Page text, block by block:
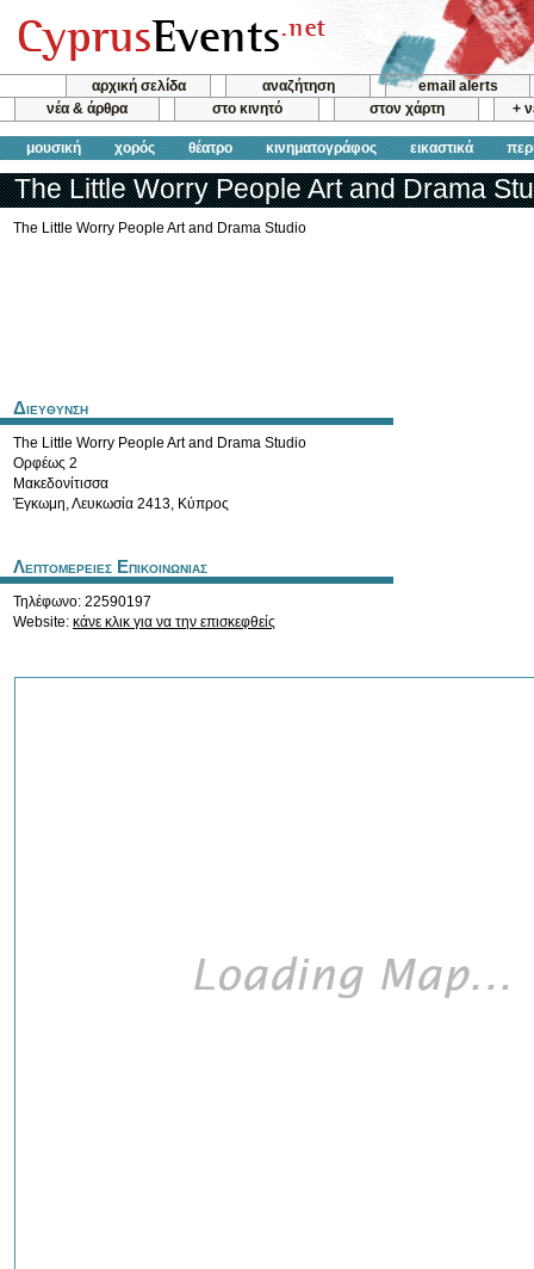
αρχική σελίδα αναζήτηση
email alerts
νέα & άρθρα
στο κινητό στον χάρτη +
μουσική χορός θέατρο κινηματογράφος εικαστικά
The Little Worry People Art and Drama
The Little Worry People Art and Drama Studio
Διευθυνση
The Little Worry People Art and Drama Studio
Ορφέως 2
Μακεδονίτισσα
Έγκωμη,Λευκωσία 2413, Κύπρος
Λεπτομερειες Επικοινωνιας
Τηλέφωνο: 22590197
Website: κάνε κλικ για να την επισκεφθείς